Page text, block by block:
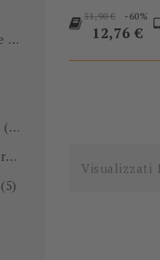
Natural LifeStyle
(4)
(26)
Salute e benessere
(5)
Prezzo
base
31,90 € -60%
Prezzo
12,76 €
Visualizzati